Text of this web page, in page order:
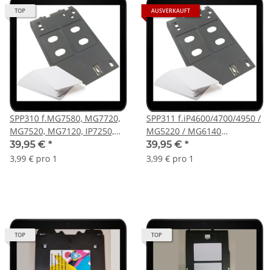
TOP
SPP310 f.MG7580, MG7720,
MG7520, MG7120, IP7250,
IP7120, P7550, MG5420
Kartendrucker
39,95 € *
3,99 € pro 1
AUSVERKAUFT
SPP311 f.iP4600/4700/4950 /
MG5220 / MG6140
Kartendrucker
Kartenschublade -
39,95 € *
3,99 € pro 1
TOP TOP